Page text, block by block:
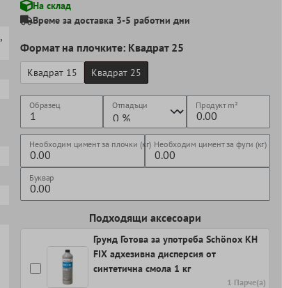
,
На склад
Време за доставка 3-5 работни дни
Формат на плочките: Квадрат 25
Квадрат 15 Квадрат 25
Образец Отпадъци Продуктm²
Необходим цимент за плочки (кг) Необходим цимент за фуги (кг)
Буквар
Подходящи аксесоари
Грунд Готова за употреба Schönox KH
FIX адхезивна дисперсия от
синтетична смола 1 кг
1 Парче(а)